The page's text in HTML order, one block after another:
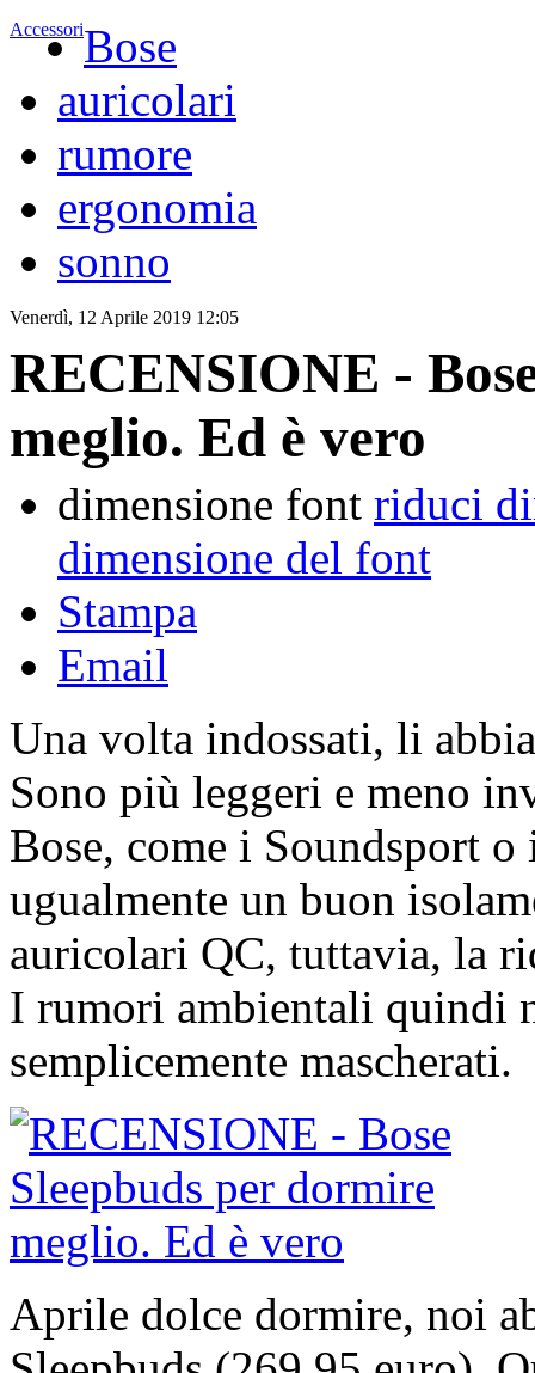
AccessoriBose
auricolari
rumore
ergonomia
sonno
Venerdì, 12 Aprile 2019 12:05
RECENSIONE -
meglio. Ed è vero
dimensione font riduci
dimensione del font
Stampa
Email
Una volta indossati, li
Sono più leggeri e meno
Bose, come i Soundsport
ugualmente un buon
auricolari QC, tuttavia, la
I rumori ambientali quindi
semplicemente mascherati.
Aprile dolce dormire, noi